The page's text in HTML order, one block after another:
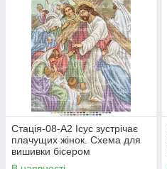
Стація-08-А2 Ісус зустрічає
плачущих жінок. Схема для
вишивки бісером